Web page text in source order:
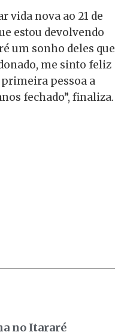
vida nova ao 21 de
estou devolvendo
um sonho deles que
me sinto feliz
pessoa a
fechado”, finaliza.
no Itararé